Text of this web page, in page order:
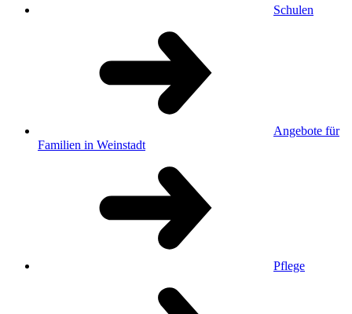
Schulen
Angebote für
Familien in Weinstadt
Pflege